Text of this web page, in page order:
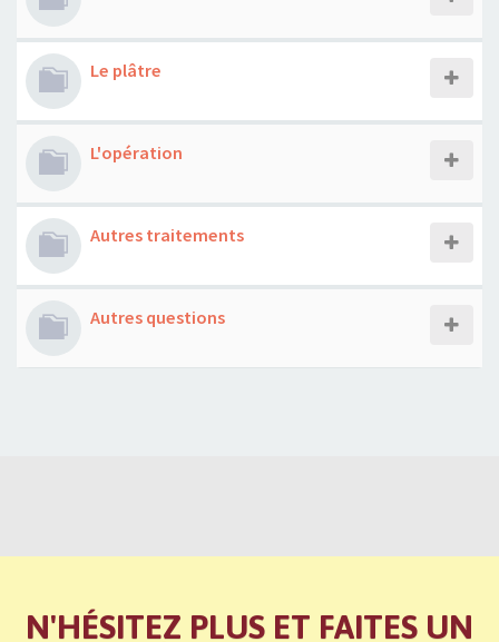
Le plâtre
L'opération
Autres traitements
Autres questions
N'HÉSITEZ PLUS ET FAITES UN